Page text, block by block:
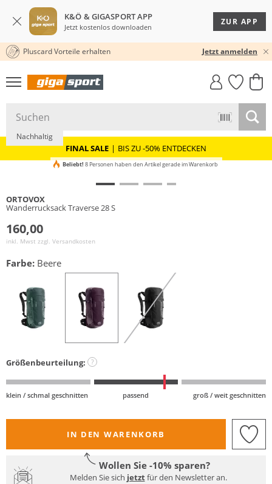
K&Ö & GIGASPORT APP
Jetzt kostenlos downloaden
ZUR APP
30 TAGE RÜCKGABERECHT
Pluscard Vorteile erhalten Jetzt anmelden
GIGASTYLE
FAHRRAD­
MUST-HAVE
FINAL SALE | BIS ZU -50% ENTDECKEN
Nachhaltig
Beliebt! 8 Personen haben den Artikel gerade im Warenkorb
ORTOVOX
Wanderrucksack Traverse 28 S
160,00
inkl. Mwst zzgl. Versandkosten
Farbe: Beere
Größenbeurteilung: ?
klein / schmal geschnitten passend groß / weit geschnitten
IN DEN WARENKORB
Wollen Sie -10% sparen?
Melden Sie sich jetztfür den Newsletter an.